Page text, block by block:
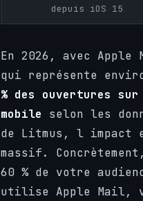
depuis iOS 15
En 2026, avec Apple
qui représente
% des ouvertures sur
mobile selon les
de Litmus, l impact
massif.
60 % de votre
utilise Apple Mail,